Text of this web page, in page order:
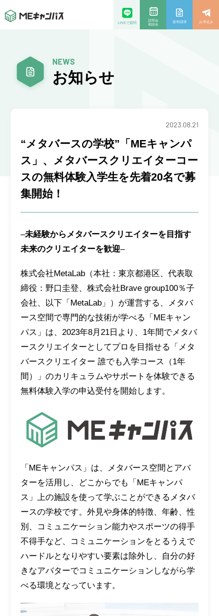
LINEで質問
説明会
相談会
資料請求 お申込み
NEWS
お知らせ
“メタバースの学校”「MEキャンパ
ス」、メタバースクリエイターコー
スの無料体験入学生を先着20名で募
集開始！
2023.08.21
–未経験からメタバースクリエイターを目指す
未来のクリエイターを歓迎–
株式会社MetaLab（本社：東京都港区、代表取
締役：野口圭登、株式会社Brave group100％子
会社、以下「MetaLab」）が運営する、メタバ
ース空間で専門的な技術が学べる「MEキャン
パス」は、2023年8月21日より、1年間でメタバ
ースクリエイターとしてプロを目指せる「メタ
バースクリエイター 誰でも入学コース（1年
間）」のカリキュラムやサポートを体験できる
無料体験入学の申込受付を開始します。
「MEキャンパス」は、メタバース空間とアバ
ターを活用し、どこからでも「MEキャンパ
ス」上の施設を使って学ぶことができるメタバ
ースの学校です。外見や身体的特徴、年齢、性
別、コミュニケーション能力やスポーツの得手
不得手など、コミュニケーションをとるうえで
ハードルとなりやすい要素は除外し、自分の好
きなアバターでコミュニケーションしながら学
べる環境となっています。